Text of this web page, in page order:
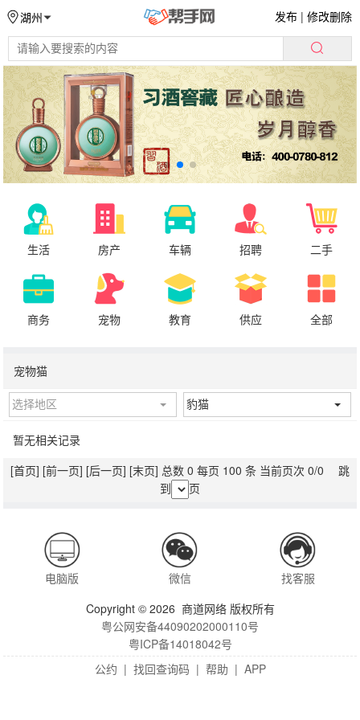
湖州 发布 |修改删除
生活 房产 车辆 招聘 二手
商务 宠物 教育 供应 全部
宠物猫
选择地区 豹猫
暂无相关记录
[首页] [前一页] [后一页] [末页] 总数 0 每页 100 条 当前页次 0/0 跳
到
页
电脑版 微信
找客服
Copyright © 2026 商道网络 版权所有
粤公网安备44090202000110号
粤ICP备14018042号
公约 | 找回查询码 | 帮助 | APP